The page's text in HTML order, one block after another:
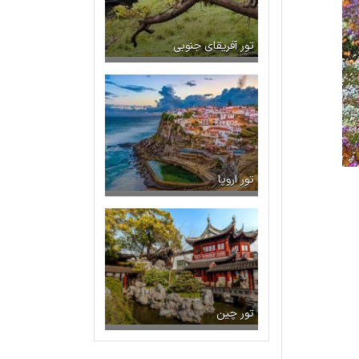
تور آفریقای جنوبی
تور اروپا
تور چین